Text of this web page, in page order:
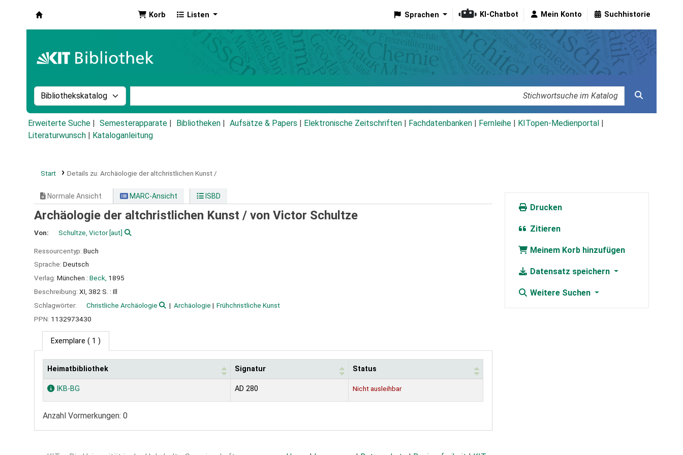
Korb Listen Sprachen KI-Chatbot Mein Konto Suchhistorie
Suche im Katalog nach:
Erweiterte Suche Semesterapparate Bibliotheken Aufsätze & Papers Elektronische Zeitschriften Fachdatenbanken Fernleihe KITopen-Medienportal
Literaturwunsch
Kataloganleitung
Start Details zu: Archäologie der altchristlichen Kunst /
Normale Ansicht MARC-Ansicht ISBD
Archäologie der altchristlichen Kunst / von Victor Schultze
Von: Schultze, Victor[aut]
Ressourcentyp: Buch
Sprache: Deutsch
Verlag: München : Beck, 1895
Beschreibung: XI, 382 S. : Ill
Schlagwörter:
Christliche Archäologie Archäologie
Frühchristliche Kunst
PPN: 1132973430
Exemplare ( 1 )
Exemplare
Heimatbibliothek Signatur Status
IKB-BG AD 280 Nicht ausleihbar
Anzahl Vormerkungen: 0
Drucken
Zitieren
Meinem Korb hinzufügen
Datensatz speichern
Weitere Suchen